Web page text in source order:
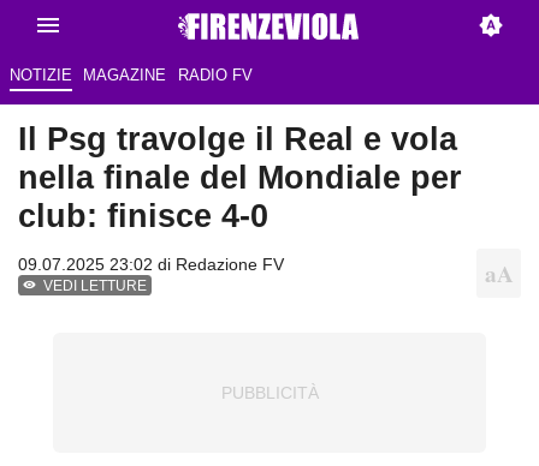
NOTIZIE MAGAZINE RADIO FV
Il Psg travolge il Real e vola
nella finale del Mondiale per
club: finisce 4-0
09.07.2025 23:02 di Redazione FV
VEDI LETTURE